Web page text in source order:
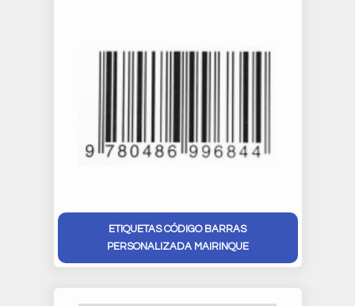
ETIQUETAS CÓDIGO BARRAS
PERSONALIZADA MAIRINQUE